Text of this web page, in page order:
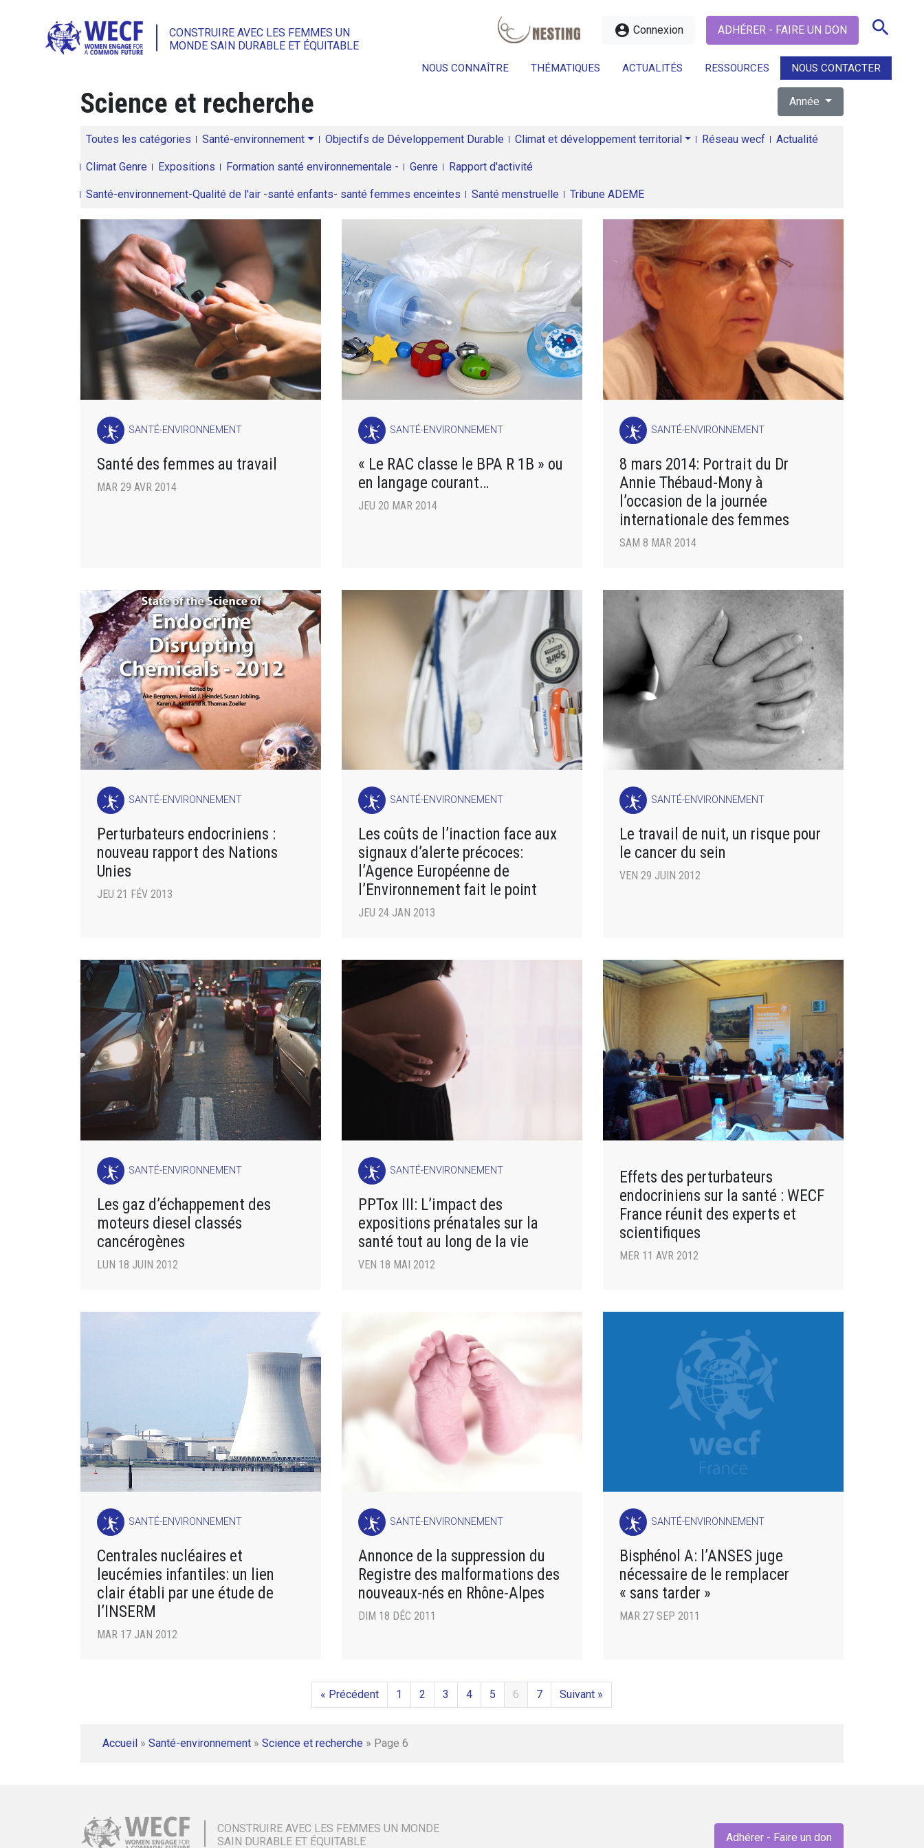
CONSTRUIRE AVEC LES FEMMES UN
MONDE SAIN DURABLE ET ÉQUITABLE
account_circle Connexion ADHÉRER - FAIRE UN DON search
NOUS CONNAÎTRE THÉMATIQUES ACTUALITÉS RESSOURCES NOUS CONTACTER
search
Science et recherche Année
Toutes les catégories Santé-environnement Objectifs de Développement Durable Climat et développement territorial Réseau wecf Actualité
Climat Genre Expositions Formation santé environnementale - Genre Rapport d'activité
Santé-environnement-Qualité de l'air -santé enfants- santé femmes enceintes Santé menstruelle Tribune ADEME
SANTÉ-ENVIRONNEMENT
Santé des femmes au travail
MAR 29 AVR 2014
SANTÉ-ENVIRONNEMENT
« Le RAC classe le BPA R 1B » ou
en langage courant…
JEU 20 MAR 2014
SANTÉ-ENVIRONNEMENT
8 mars 2014: Portrait du Dr
Annie Thébaud-Mony à
l’occasion de la journée
internationale des femmes
SAM 8 MAR 2014
SANTÉ-ENVIRONNEMENT
Perturbateurs endocriniens :
nouveau rapport des Nations
Unies
JEU 21 FÉV 2013
SANTÉ-ENVIRONNEMENT
Les coûts de l’inaction face aux
signaux d’alerte précoces:
l’Agence Européenne de
l’Environnement fait le point
JEU 24 JAN 2013
SANTÉ-ENVIRONNEMENT
Le travail de nuit, un risque pour
le cancer du sein
VEN 29 JUIN 2012
SANTÉ-ENVIRONNEMENT
Les gaz d’échappement des
moteurs diesel classés
cancérogènes
LUN 18 JUIN 2012
SANTÉ-ENVIRONNEMENT
PPTox III: L’impact des
expositions prénatales sur la
santé tout au long de la vie
VEN 18 MAI 2012
Effets des perturbateurs
endocriniens sur la santé : WECF
France réunit des experts et
scientifiques
MER 11 AVR 2012
SANTÉ-ENVIRONNEMENT
Centrales nucléaires et
leucémies infantiles: un lien
clair établi par une étude de
l’INSERM
MAR 17 JAN 2012
SANTÉ-ENVIRONNEMENT
Annonce de la suppression du
Registre des malformations des
nouveaux-nés en Rhône-Alpes
DIM 18 DÉC 2011
SANTÉ-ENVIRONNEMENT
Bisphénol A: l’ANSES juge
nécessaire de le remplacer
« sans tarder »
MAR 27 SEP 2011
« Précédent 1 2 3 4 5 6 7 Suivant »
Accueil » Santé-environnement » Science et recherche » Page 6
CONSTRUIRE AVEC LES FEMMES UN MONDE
SAIN DURABLE ET ÉQUITABLE
Adhérer - Faire un don